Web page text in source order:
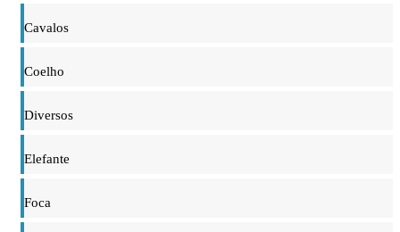
Cavalos
Coelho
Diversos
Elefante
Foca